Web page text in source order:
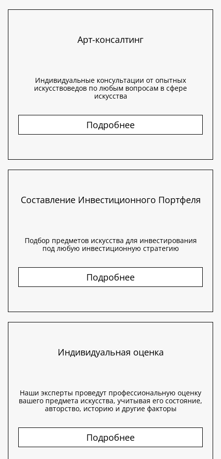
Арт-консалтинг
Индивидуальные консультации от опытных
искусствоведов по любым вопросам в сфере
искусства
Подробнее
Составление Инвестиционного Портфеля
Подбор предметов искусства для инвестирования
под любую инвестиционную стратегию
Подробнее
Индивидуальная оценка
Наши эксперты проведут профессиональную оценку
вашего предмета искусства, учитывая его состояние,
авторство, историю и другие факторы
Подробнее